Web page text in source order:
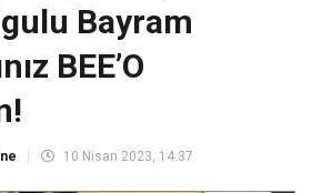
Bayram
BEE’O
10 Nisan 2023, 14:37